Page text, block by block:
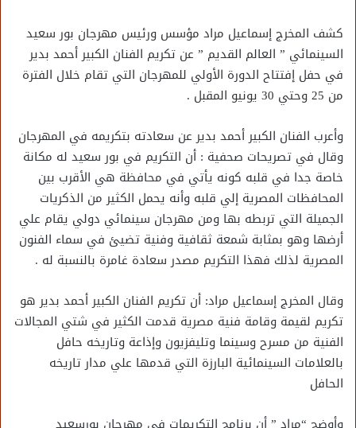
كشف المخرج إسماعيل مراد مؤسس ورئيس مهرجان بور سعيد
السينمائي ” العالم القديم ” عن تكريم الفنان الكبير أحمد بدير
في حفل إفتتاح الدورة الأولي للمهرجان التي تقام خلال الفترة
من 25 وحتي 30 يونيو المقبل .
وأعرب الفنان الكبير أحمد بدير عن سعادته بتكريمه في المهرجان
وقال في تصريحات صحفية : أن التكريم في بور سعيد له مكانة
خاصة جدا في قلبه كونه يأتي في محافظة هي الأقرب بين
المحافظات المصرية إلي قلبه وأنه يحمل الكثير من الذكريات
الجميلة التي تربطه بها ومن مهرجان سينمائي دولي يقام علي
أرضها وهو بمثابة شمعة ثقافية وفنية تضيئ في سماء الفنون
المصرية لذلك فهذا التكريم مصدر سعادة غامرة بالنسبة له .
وقال المخرج إسماعيل مراد: أن تكريم الفنان الكبير أحمد بدير هو
تكريم لقيمة وقامة فنية مصرية قدمت الكثير في شتي المجالات
الفنية من مسرح وسينما وتليفزيون وإذاعة وتاريخه حافل
بالعلامات السينمائية البارزة التي قدمها علي مدار تاريخه
الحافل